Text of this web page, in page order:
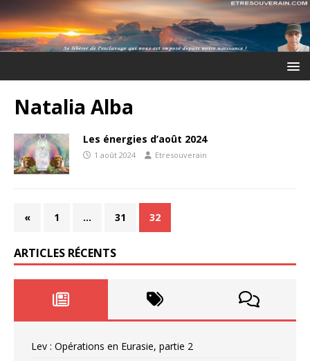
Natalia Alba
Les énergies d’août 2024
1 août 2024 Etresouverain
« 1 … 31 32
ARTICLES RÉCENTS
Lev : Opérations en Eurasie, partie 2